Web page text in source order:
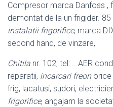
Compresor marca Danfoss ,
demontat de la un frigider.
instalatii frigorifice, marca
second hand, de vinzare,
Chitila nr. 102; tel: .. AER
reparatii, incarcari freonorice
frig, lacatusi, sudori,
frigorifice, angajam la